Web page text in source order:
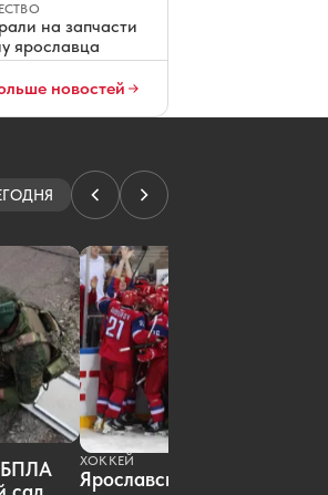
на запчасти
ярославца
подвели
спасении
центра в
пожизненный
в Ярославле
крышку люка
оспорить штраф
компании
новостей
БПЛА
ХОККЕЙ
Ярославский «Локомотив»